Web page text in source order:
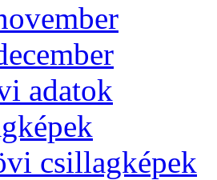
ada­tok
csil­lag­ké­pek